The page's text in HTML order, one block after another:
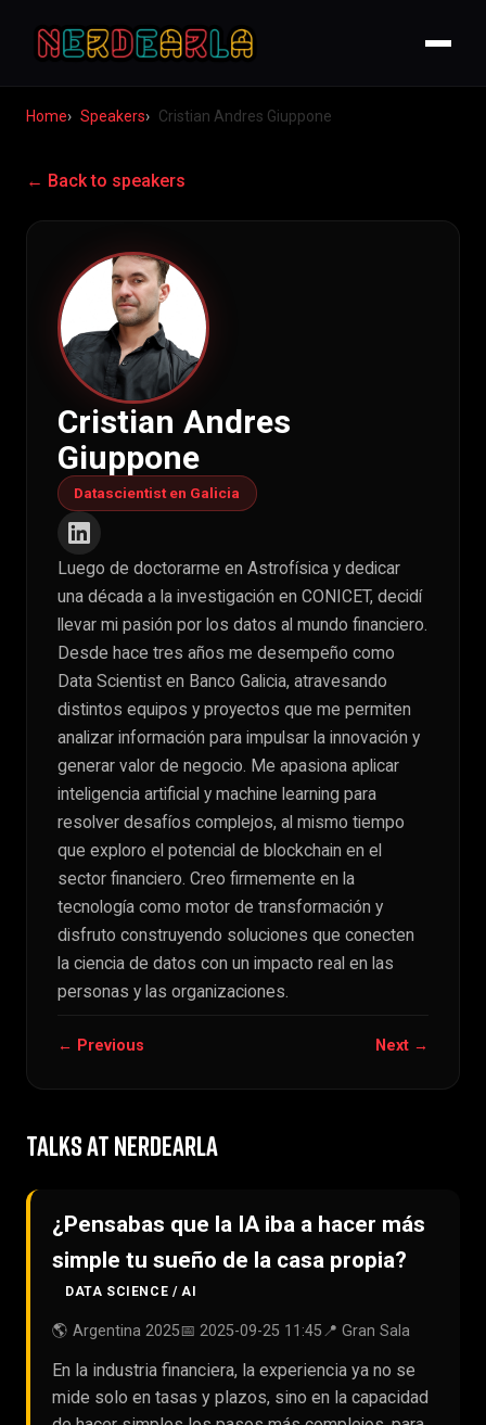
Home Speakers Cristian Andres Giuppone
← Back to speakers
Cristian Andres
Giuppone
Datascientist en Galicia
Luego de doctorarme en Astrofísica y dedicar
una década a la investigación en CONICET, decidí
llevar mi pasión por los datos al mundo financiero.
Desde hace tres años me desempeño como
Data Scientist en Banco Galicia, atravesando
distintos equipos y proyectos que me permiten
analizar información para impulsar la innovación y
generar valor de negocio. Me apasiona aplicar
inteligencia artificial y machine learning para
resolver desafíos complejos, al mismo tiempo
que exploro el potencial de blockchain en el
sector financiero. Creo firmemente en la
tecnología como motor de transformación y
disfruto construyendo soluciones que conecten
la ciencia de datos con un impacto real en las
personas y las organizaciones.
← Previous Next →
TALKS AT NERDEARLA
¿Pensabas que la IA iba a hacer más
simple tu sueño de la casa propia?
DATA SCIENCE / AI
🌎 Argentina 2025📅 2025-09-25 11:45📍 Gran Sala
En la industria financiera, la experiencia ya no se
mide solo en tasas y plazos, sino en la capacidad